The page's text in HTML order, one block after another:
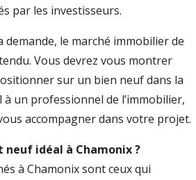
par les investisseurs.
le marché immobilier de
Vous devrez vous montrer
sur un bien neuf dans la
à un professionnel de l’immobilier,
accompagner dans votre projet.
idéal à Chamonix ?
à Chamonix sont ceux qui